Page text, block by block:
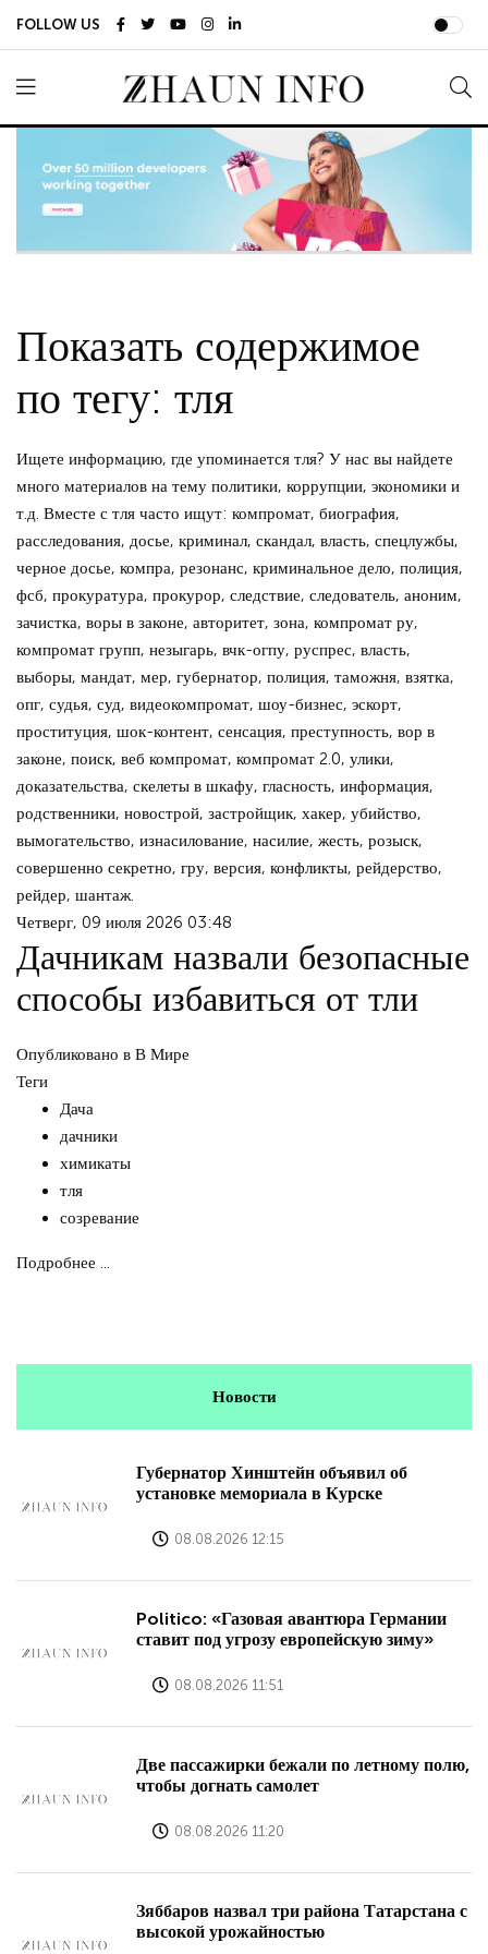
FOLLOW US
Показать содержимое
по тегу: тля
Ищете информацию, где упоминается тля? У нас вы найдете
много материалов на тему политики, коррупции, экономики и
т.д. Вместе с тля часто ищут: компромат, биография,
расследования, досье, криминал, скандал, власть, спецлужбы,
черное досье, компра, резонанс, криминальное дело, полиция,
фсб, прокуратура, прокурор, следствие, следователь, аноним,
зачистка, воры в законе, авторитет, зона, компромат ру,
компромат групп, незыгарь, вчк-огпу, руспрес, власть,
выборы, мандат, мер, губернатор, полиция, таможня, взятка,
опг, судья, суд, видеокомпромат, шоу-бизнес, эскорт,
проституция, шок-контент, сенсация, преступность, вор в
законе, поиск, веб компромат, компромат 2.0, улики,
доказательства, скелеты в шкафу, гласность, информация,
родственники, новострой, застройщик, хакер, убийство,
вымогательство, изнасилование, насилие, жесть, розыск,
совершенно секретно, гру, версия, конфликты, рейдерство,
рейдер, шантаж.
Четверг, 09 июля 2026 03:48
Дачникам назвали безопасные
способы избавиться от тли
Опубликовано в В Мире
Теги
Дача
дачники
химикаты
тля
созревание
Подробнее ...
Новости
Губернатор Хинштейн объявил об
установке мемориала в Курске
08.08.2026 12:15
Politico: «Газовая авантюра Германии
ставит под угрозу европейскую зиму»
08.08.2026 11:51
Две пассажирки бежали по летному полю,
чтобы догнать самолет
08.08.2026 11:20
Зяббаров назвал три района Татарстана с
высокой урожайностью